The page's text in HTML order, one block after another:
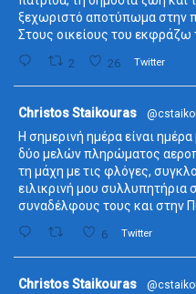
ξεχωριστό αποτύπωμα στην
Στους οικείους του εκφράζω
2 26 Twitter
Christos Staikouras
Η σημερινή ημέρα είναι
δύο μελών πληρώματος
τη μάχη με τις φλόγες,
ειλικρινή μου συλλυπητήρια
συναδέλφους τους και στην
6 Twitter
Christos Staikouras